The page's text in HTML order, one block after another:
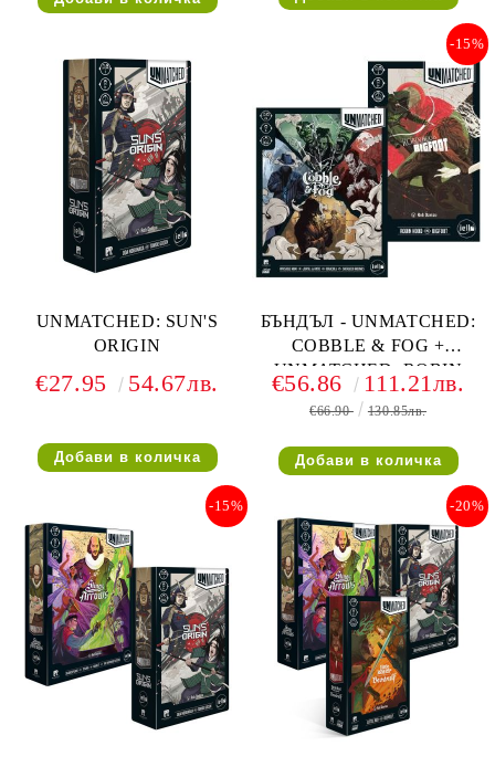
UNMATCHED: SUN'S
ORIGIN
€27.95 54.67лв.
БЪНДЪЛ - UNMATCHED:
COBBLE & FOG +
UNMATCHED: ROBIN
HOOD VS BIGFOOT
-15%
€56.86 111.21лв.
€66.90 130.85лв.
-15% -20%